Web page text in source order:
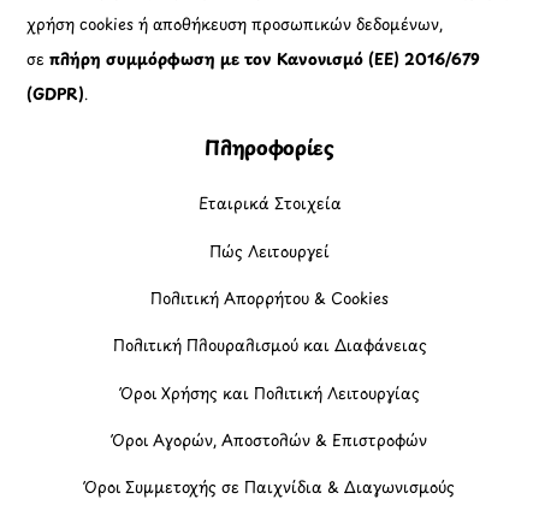
χρήση cookies ή αποθήκευση προσωπικών δεδομένων,
σεπλήρη συμμόρφωση με τον Κανονισμό (ΕΕ) 2016/679
(GDPR).
Πληροφορίες
Εταιρικά Στοιχεία
Πώς Λειτουργεί
Πολιτική Απορρήτου & Cookies
Πολιτική Πλουραλισμού και Διαφάνειας
Όροι Χρήσης και Πολιτική Λειτουργίας
Όροι Αγορών, Αποστολών & Επιστροφών
Όροι Συμμετοχής σε Παιχνίδια & Διαγωνισμούς